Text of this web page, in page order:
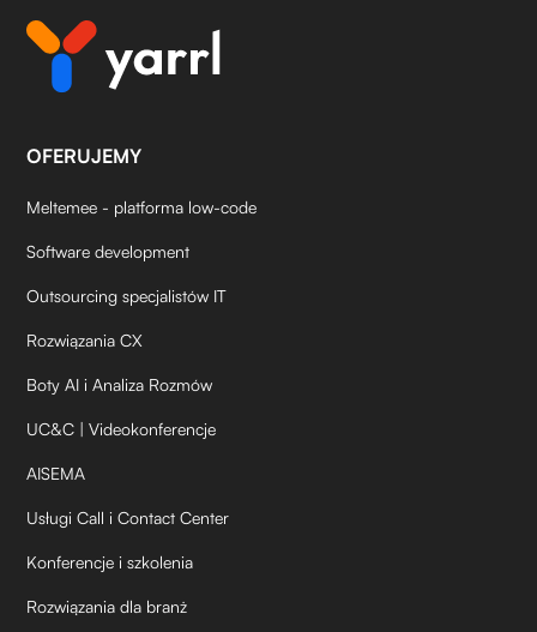
OFERUJEMY
Meltemee - platforma low-code
Software development
Outsourcing specjalistów IT
Rozwiązania CX
Boty AI i Analiza Rozmów
UC&C | Videokonferencje
AISEMA
Usługi Call i Contact Center
Konferencje i szkolenia
Rozwiązania dla branż